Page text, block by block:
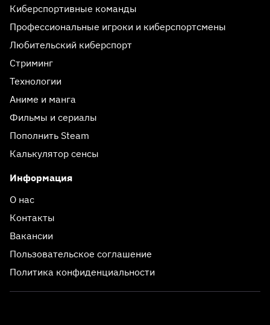
Киберспортивные команды
Профессиональные игроки и киберспортсмены
Любительский киберспорт
Стриминг
Технологии
Аниме и манга
Фильмы и сериалы
Пополнить Steam
Калькулятор сенсы
Информация
О нас
Контакты
Вакансии
Пользовательское соглашение
Политика конфиденциальности